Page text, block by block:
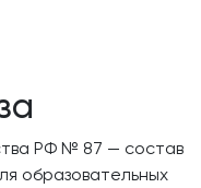
РФ № 87 — состав
образовательных